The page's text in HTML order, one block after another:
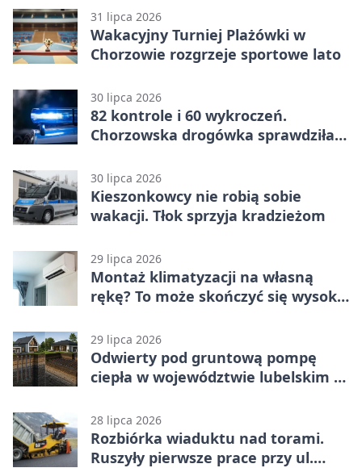
31 lipca 2026
Wakacyjny Turniej Plażówki w
Chorzowie rozgrzeje sportowe lato
30 lipca 2026
82 kontrole i 60 wykroczeń.
Chorzowska drogówka sprawdziła
30 lipca 2026
Kieszonkowcy nie robią sobie
wakacji. Tłok sprzyja kradzieżom
29 lipca 2026
Montaż klimatyzacji na własną
rękę? To może skończyć się wysoką
29 lipca 2026
Odwierty pod gruntową pompę
ciepła w województwie lubelskim -
28 lipca 2026
Rozbiórka wiaduktu nad torami.
Ruszyły pierwsze prace przy ul.